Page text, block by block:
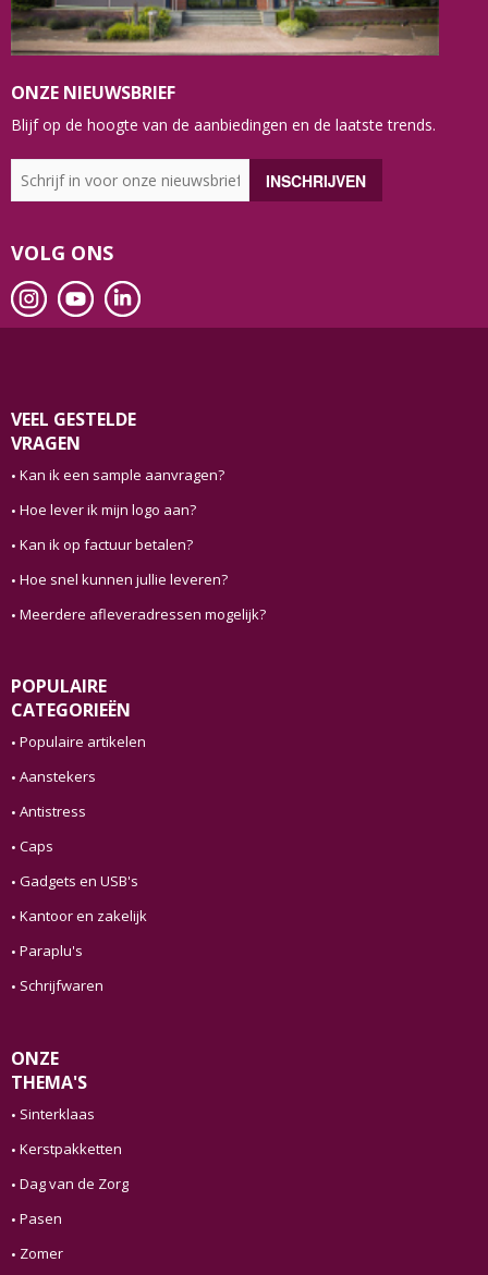
ONZE NIEUWSBRIEF
Blijf op de hoogte van de aanbiedingen en de laatste trends.
VOLG ONS
VEEL GESTELDE
VRAGEN
Kan ik een sample aanvragen?
Hoe lever ik mijn logo aan?
Kan ik op factuur betalen?
Hoe snel kunnen jullie leveren?
Meerdere afleveradressen mogelijk?
POPULAIRE
CATEGORIEËN
Populaire artikelen
Aanstekers
Antistress
Caps
Gadgets en USB's
Kantoor en zakelijk
Paraplu's
Schrijfwaren
ONZE
THEMA'S
Sinterklaas
Kerstpakketten
Dag van de Zorg
Pasen
Zomer